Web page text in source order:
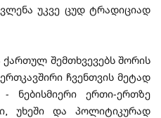
უკვე ცუდ ტრადიციად
შემთხვევებს შორის
ჩვენთვის მეტად
- ნებისმიერი ერთი-ერთზე
უხეში და პოლიტიკურად